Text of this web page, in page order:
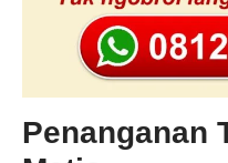
Penanganan